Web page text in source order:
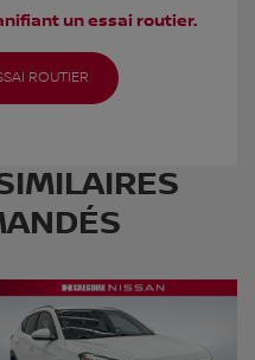
un essai routier.
ROUTIER